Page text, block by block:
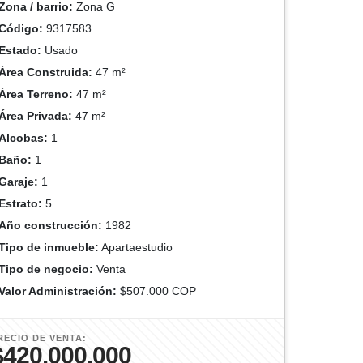
/ barrio: Zona G
9317583
Usado
Construida: 47 m²
Terreno: 47 m²
Privada: 47 m²
1
1
1
5
construcción: 1982
de inmueble: Apartaestudio
de negocio: Venta
Administración: $507.000 COP
DE VENTA: